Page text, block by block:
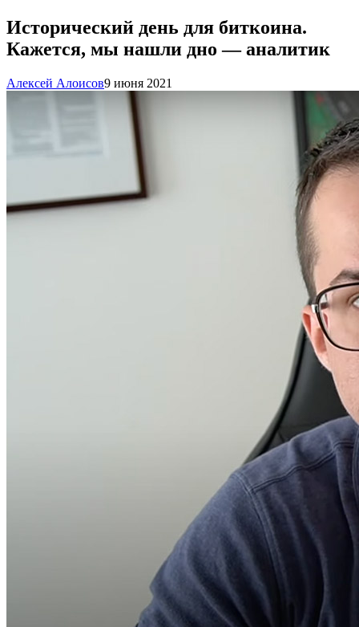
Исторический день для биткоина.
Кажется, мы нашли дно — аналитик
Алексей Алоисов9 июня 2021